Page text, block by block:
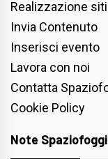
Realizzazione
Invia Contenuto
Inserisci evento
Lavora con noi
Contatta
Cookie Policy
Note